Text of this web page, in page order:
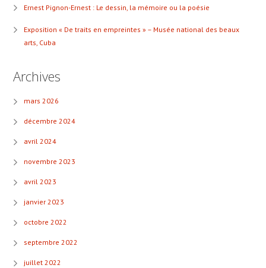
Ernest Pignon-Ernest : Le dessin, la mémoire ou la poésie
Exposition « De traits en empreintes » – Musée national des beaux
arts, Cuba
Archives
mars 2026
décembre 2024
avril 2024
novembre 2023
avril 2023
janvier 2023
octobre 2022
septembre 2022
juillet 2022